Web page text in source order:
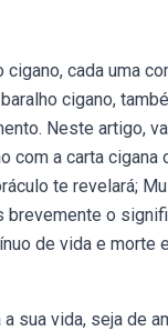
cada uma
cigano,
Neste artigo,
a carta cigana
te revelará;
o
de vida e morte
sua vida, seja de